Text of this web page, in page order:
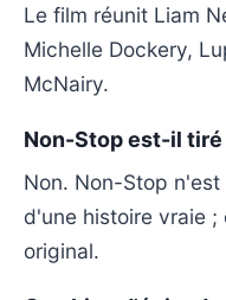
Le film réunit Liam
Michelle Dockery,
McNairy.
Non-Stop est-il
Non. Non-Stop
d'une histoire vraie
original.